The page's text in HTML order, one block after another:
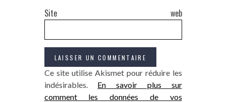
Site web
Ce site utilise Akismet pour réduire les
indésirables. En savoir plus sur
comment les données de vos